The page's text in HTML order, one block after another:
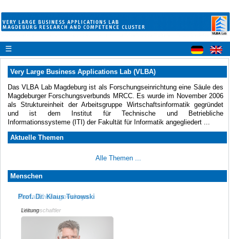
☰
Very Large Business Applications Lab (VLBA)
Das VLBA Lab Magdeburg ist als Forschungseinrichtung eine Säule des
Magdeburger Forschungsverbunds MRCC. Es wurde im November 2006
als Struktureinheit der Arbeitsgruppe Wirtschaftsinformatik gegründet
und ist dem Institut für Technische und Betriebliche
Informationssysteme (ITI) der Fakultät für Informatik angegliedert ...
Aktuelle Themen
Alle Themen ...
Menschen
Prof. Dr. Klaus Turowski
Leitung
Maria Chernigovskaya
Wissenschaftler